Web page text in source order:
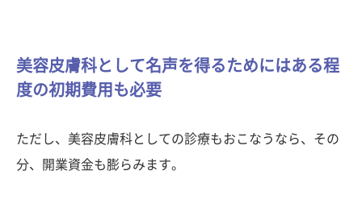
美容皮膚科として名声を得るためにはある程
度の初期費用も必要
ただし、美容皮膚科としての診療もおこなうなら、その
分、開業資金も膨らみます。